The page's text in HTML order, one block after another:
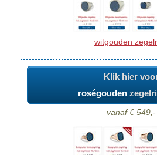
witgouden
Klik hier
roségouden
vanaf € 549,-